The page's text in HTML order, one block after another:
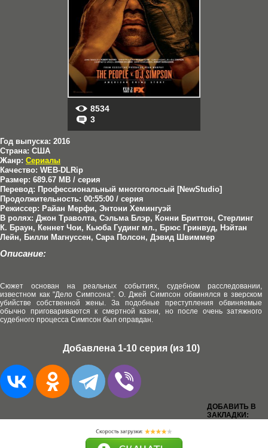
8534
3
Год выпуска: 2016
Страна: США
Жанр: Сериалы
Качество: WEB-DLRip
Размер: 689.67 MB / серия
Перевод: Профессиональный многоголосый [NewStudio]
Продолжительность: 00:55:00 / серия
Режиссер: Райан Мерфи, Энтони Хемингуэй
В ролях: Джон Траволта, Сэльма Блэр, Конни Бриттон, Стерлинг
К. Браун, Кеннет Чои, Кьюба Гудинг мл., Брюс Гринвуд, Нэйтан
Лейн, Билли Магнуссен, Сара Полсон, Дэвид Швиммер
Описание:
Сюжет основан на реальных событиях, судебном расследовании,
известном как "Дело Симпсона". О. Джей Симпсон обвинялся в зверском
убийстве собственной жены. За подобные преступления обвиняемые
обычно приговариваются к смертной казни, но после очень затяжного
судебного процесса Симпсон был оправдан.
Добавлена 1-10 серия (из 10)
ДОБАВИТЬ В
ЗАКЛАДКИ: